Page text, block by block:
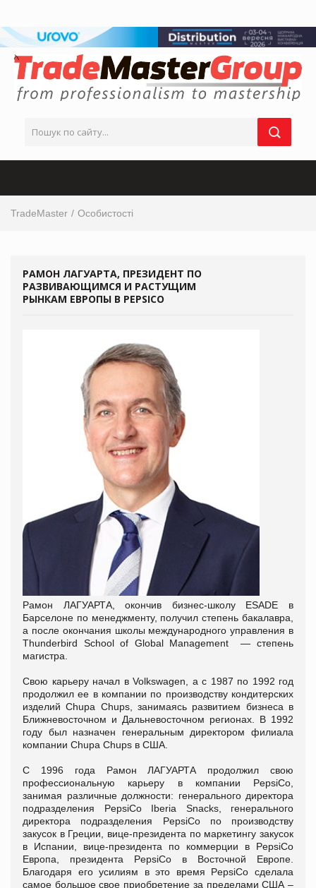
TradeMaster Особистості
РАМОН ЛАГУАРТА, ПРЕЗИДЕНТ ПО
РАЗВИВАЮЩИМСЯ И РАСТУЩИМ
РЫНКАМ ЕВРОПЫ В PEPSICO
Рамон ЛАГУАРТА, окончив бизнес-школу ESADE в
Барселоне по менеджменту, получил степень бакалавра,
а после окончания школы международного управления в
Thunderbird School of Global Management — степень
магистра.
Свою карьеру начал в Volkswagen, а с 1987 по 1992 год
продолжил ее в компании по производству кондитерских
изделий Chupa Chups, занимаясь развитием бизнеса в
Ближневосточном и Дальневосточном регионах. В 1992
году был назначен генеральным директором филиала
компании Chupa Chups в США.
С 1996 года Рамон ЛАГУАРТА продолжил свою
профессиональную карьеру в компании PepsiCo,
занимая различные должности: генерального директора
подразделения PepsiCo Iberia Snacks, генерального
директора подразделения PepsiCo по производству
закусок в Греции, вице-президента по маркетингу закусок
в Испании, вице-президента по коммерции в PepsiCo
Европа, президента PepsiCo в Восточной Европе.
Благодаря его усилиям в это время PepsiCo сделала
самое большое свое приобретение за пределами США –